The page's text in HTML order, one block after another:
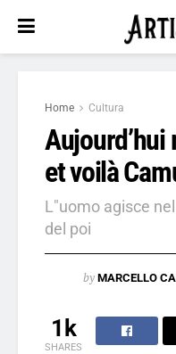
Home Cultura
et voilà
L"uomo agisce
del poi
by MARCELLO
1k
SHARES